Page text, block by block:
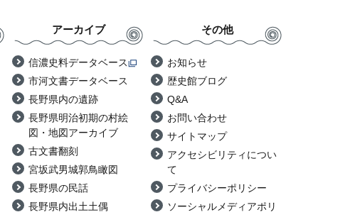
アーカイブ
信濃史料データベース
市河文書データベース
長野県内の遺跡
長野県明治初期の村絵
図・地図アーカイブ
古文書翻刻
宮坂武男城郭鳥瞰図
長野県の民話
長野県内出土土偶
その他
お知らせ
歴史館ブログ
Q&A
お問い合わせ
サイトマップ
アクセシビリティについ
て
プライバシーポリシー
ソーシャルメディアポリ